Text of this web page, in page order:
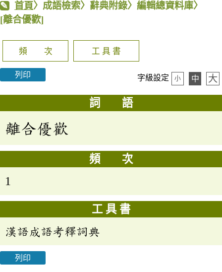
首頁〉成語檢索〉辭典附錄〉編輯總資料庫〉
[離合優歡]
頻 次 工 具 書
列印 字級設定 小 中 大
詞 語
離合優歡
頻 次
1
工 具 書
漢語成語考釋詞典
列印